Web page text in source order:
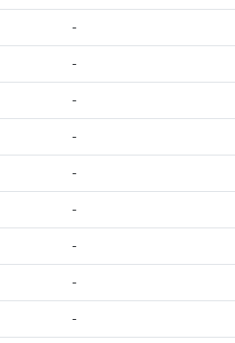
-
-
-
-
-
-
-
-
-